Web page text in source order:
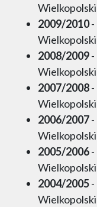
2009/2010-
2008/2009
2007/2008
2006/2007
2005/2006
2004/2005